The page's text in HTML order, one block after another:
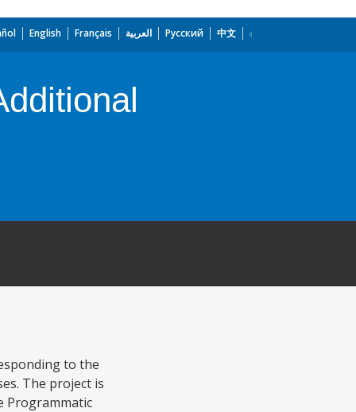
English Français العربية Русский 中文
to the
The project is
Programmatic